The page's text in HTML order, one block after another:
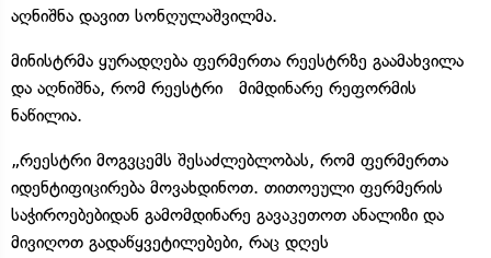
აღნიშნა დავით სონღულაშვილმა.
მინისტრმა ყურადღება ფერმერთა რეესტრზე გაამახვილა
და აღნიშნა, რომ რეესტრი მიმდინარე რეფორმის
ნაწილია.
„რეესტრი მოგვცემს შესაძლებლობას, რომ ფერმერთა
იდენტიფიცირება მოვახდინოთ. თითოეული ფერმერის
საჭიროებებიდან გამომდინარე გავაკეთოთ ანალიზი და
მივიღოთ გადაწყვეტილებები, რაც დღეს